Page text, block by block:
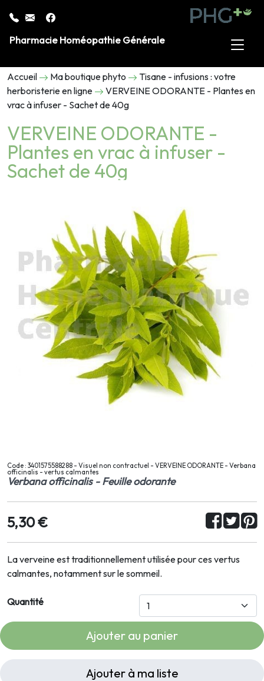
Pharmacie Homéopathie Générale
Accueil Ma boutique phyto
Tisane - infusions : votre
herboristerie en ligne
VERVEINE ODORANTE - Plantes en
vrac à infuser - Sachet de 40g
VERVEINE ODORANTE -
Plantes en vrac à infuser -
Sachet de 40g
Code : 3401575588288 - Visuel non contractuel - VERVEINE ODORANTE - Verbana
officinalis - vertus calmantes
Verbana officinalis - Feuille odorante
5,30 €
La verveine est traditionnellement utilisée pour ces vertus
calmantes, notamment sur le sommeil.
Quantité
Ajouter au panier
Ajouter à ma liste